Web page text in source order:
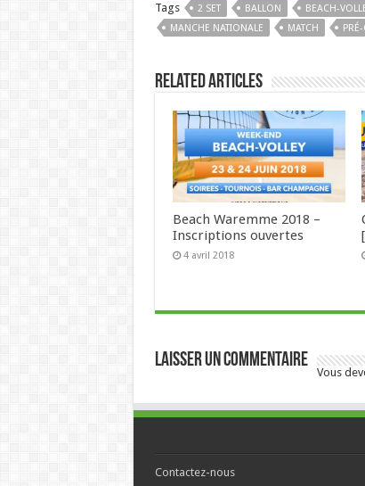
Tags 2 SET BALLON BEACH-
MANCHE NATIONALE
MATCH
Related Articles
Beach Waremme 2018 –
Inscriptions ouvertes
4 avril 2018
Laisser un commentaire
Vous
Contactez-nous